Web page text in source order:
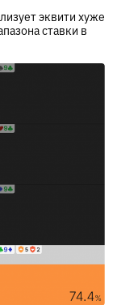
эквити хуже
ставки в